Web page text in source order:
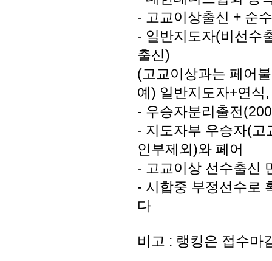
- 고교이상출신 + 순
- 일반지도자(비선수
출신)
(고교이상과는 페어
예) 일반지도자+연식
- 우승자분리출전
- 지도자부 우승자(
인부제외)와 페어
- 고교이상 선수출신
- 시합중 부정선수로
다
비고 : 랭킹은 접수마